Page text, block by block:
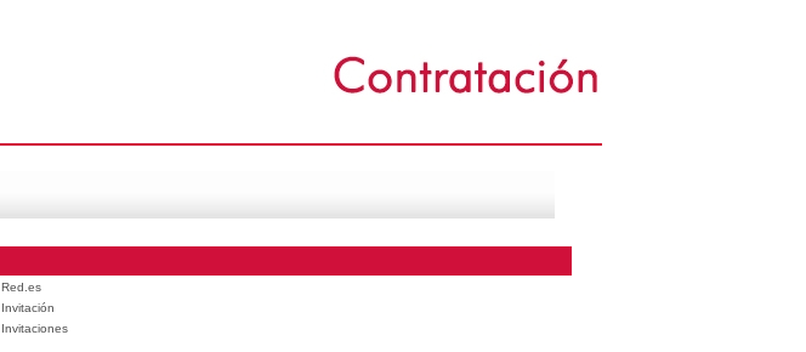
Red.es
Invitación
Invitaciones